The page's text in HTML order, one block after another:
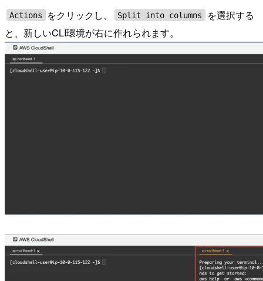
Actions をクリックし、 Split into columns
を選択する
と、新しいCLI環境が右に作れられます。